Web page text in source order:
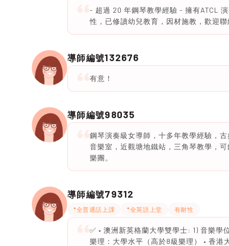
- 超過 20 年鋼琴教學經驗 - 擁有ATCL
性，已修讀幼兒教育，因材施教，歡迎聯
導師編號132676
有意！
導師編號98035
鋼琴演奏級女導師，十多年教學經驗，
音樂室，近觀塘地鐵站，三角琴教學，
樂團。
導師編號79312
*全普通話上課 *全英語上堂 有耐性
✅ • 澳洲新英格蘭大學雙學士: 1) 音樂
樂理：大學水平（高於8級樂理） • 香港